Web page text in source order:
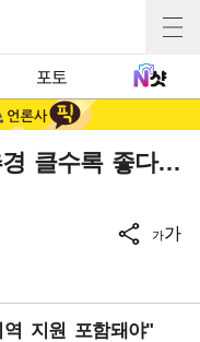
포토
클수록 좋다…
가가
역 지원 포함돼야"